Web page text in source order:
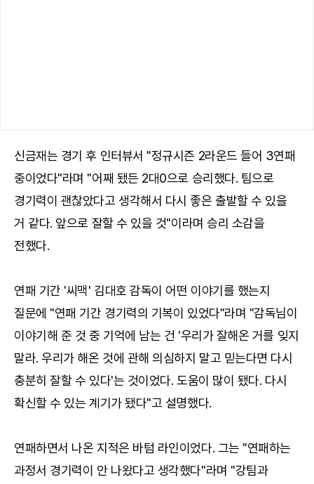
신금재는 경기 후 인터뷰서 "정규시즌 2라운드 들어 3연패
중이었다"라며 "어째 됐든 2대0으로 승리했다. 팀으로
경기력이 괜찮았다고 생각해서 다시 좋은 출발할 수 있을
거 같다. 앞으로 잘할 수 있을 것"이라며 승리 소감을
전했다.
연패 기간 '씨맥' 김대호 감독이 어떤 이야기를 했는지
질문에 "연패 기간 경기력의 기복이 있었다"라며 "감독님이
이야기해 준 것 중 기억에 남는 건 '우리가 잘해온 거를 잊지
말라. 우리가 해온 것에 관해 의심하지 말고 믿는다면 다시
충분히 잘할 수 있다'는 것이었다. 도움이 많이 됐다. 다시
확신할 수 있는 계기가 됐다"고 설명했다.
연패하면서 나온 지적은 바텀 라인이었다. 그는 "연패하는
과정서 경기력이 안 나왔다고 생각했다"라며 "강팀과